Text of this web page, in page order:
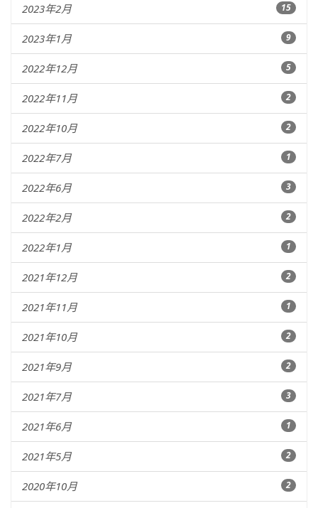
2023年2月 15
2023年1月 9
2022年12月 5
2022年11月 2
2022年10月 2
2022年7月 1
2022年6月 3
2022年2月 2
2022年1月 1
2021年12月 2
2021年11月 1
2021年10月 2
2021年9月 2
2021年7月 3
2021年6月 1
2021年5月 2
2020年10月 2